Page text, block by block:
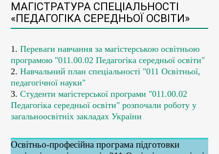
МАГІСТРАТУРА СПЕЦІАЛЬНОСТІ
«ПЕДАГОГІКА СЕРЕДНЬОЇ ОСВІТИ»
1. Переваги навчання за магістерською освітньою
програмою "011.00.02 Педагогіка середньої освіти"
2. Навчальний план спеціальності "011 Освітньої,
педагогічної науки"
3. Студенти магістерської програми "011.00.02
Педагогіка середньої освіти" розпочали роботу у
загальноосвітніх закладах України
Освітньо-професійна програма підготовки